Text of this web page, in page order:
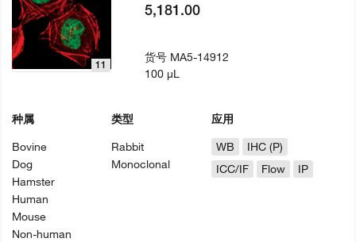
11
种属
Bovine
Dog
Hamster
Human
Mouse
Non-human
类型
Rabbit
Monoclonal
应用
WB
IHC (P)
ICC/IF
Flow IP
5,181.00
货号 MA5-14912
100 µL